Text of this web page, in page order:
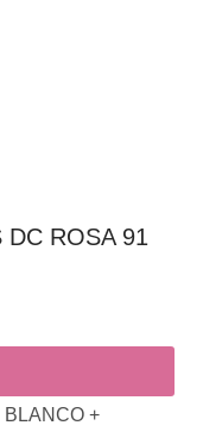
DC ROSA 91